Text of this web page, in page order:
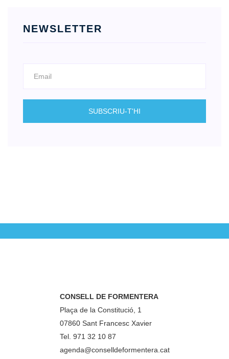
NEWSLETTER
CONSELL DE FORMENTERA
Plaça de la Constitució, 1
07860 Sant Francesc Xavier
Tel. 971 32 10 87
agenda@conselldeformentera.cat